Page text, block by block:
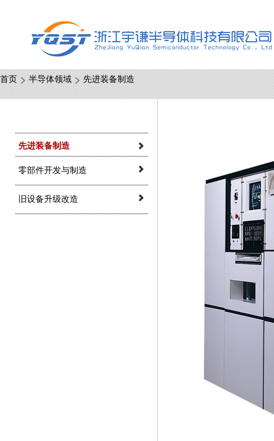
首页 半导体领域 先进装备制造
先进装备制造
零部件开发与制造
旧设备升级改造